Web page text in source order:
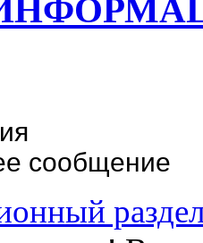
сообщение